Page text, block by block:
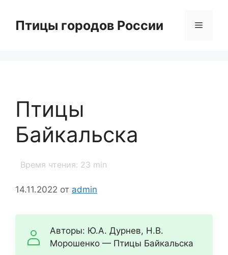
содержимому
Птицы городов России Меню
Птицы
Байкальска
Время чтения: 23 min
14.11.2022 от admin
Авторы: Ю.А. Дурнев, Н.В.
Морошенко — Птицы Байкальска